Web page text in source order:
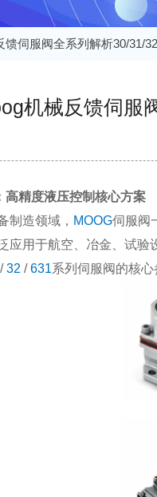
馈伺服阀全系列解析30/31/
机械反馈伺服
精度液压控制核心方案
造领域， MOOG伺服阀
应用于航空、冶金、试验
32 /631系列伺服阀的核